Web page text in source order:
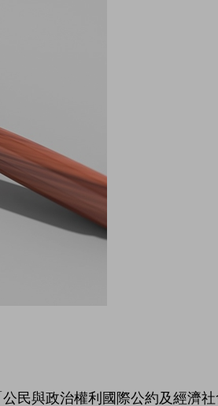
民與政治權利國際公約及經濟